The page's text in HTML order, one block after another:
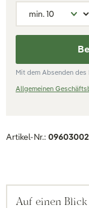
Mit dem Absenden
Allgemeinen
Artikel-Nr.:
Auf einen Blick